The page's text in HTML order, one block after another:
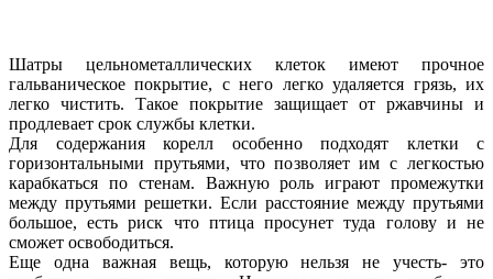
Шатры цельнометаллических клеток имеют прочное
гальваническое покрытие, с него легко удаляется грязь, их
легко чистить. Такое покрытие защищает от ржавчины и
продлевает срок службы клетки.
Для содержания корелл особенно подходят клетки с
горизонтальными прутьями, что позволяет им с легкостью
карабкаться по стенам. Важную роль играют промежутки
между прутьями решетки. Если расстояние между прутьями
большое, есть риск что птица просунет туда голову и не
сможет освободиться.
Еще одна важная вещь, которую нельзя не учесть- это